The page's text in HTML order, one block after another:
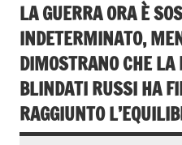
LA GUERRA ORA È
INDETERMINATO,
DIMOSTRANO CHE LA
BLINDATI RUSSI HA
RAGGIUNTO